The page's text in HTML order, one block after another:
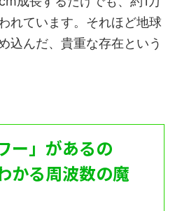
れています。それほど地球
込んだ、貴重な存在という
ー」があるの
かる周波数の魔